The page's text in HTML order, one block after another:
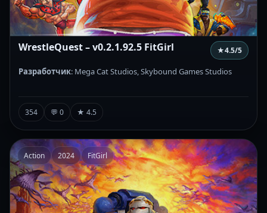
WrestleQuest – v0.2.1.92.5 FitGirl ★4.5/5
Разработчик: Mega Cat Studios, Skybound Games Studios
354 💬 0 ★ 4.5
Action 2024 FitGirl